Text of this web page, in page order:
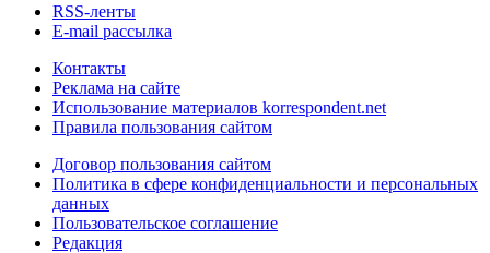
RSS-ленты
E-mail рассылка
Контакты
Реклама на сайте
Использование материалов korrespondent.net
Правила пользования сайтом
Договор пользования сайтом
Политика в сфере конфиденциальности и персональных
данных
Пользовательское соглашение
Редакция